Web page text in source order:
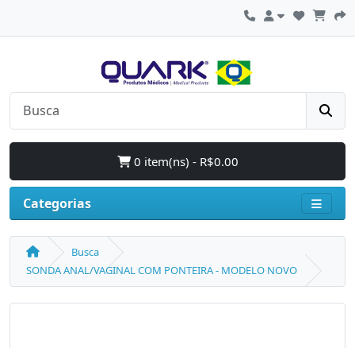
0 item(ns) - R$0.00
Categorias
Busca
SONDA ANAL/VAGINAL COM PONTEIRA - MODELO NOVO